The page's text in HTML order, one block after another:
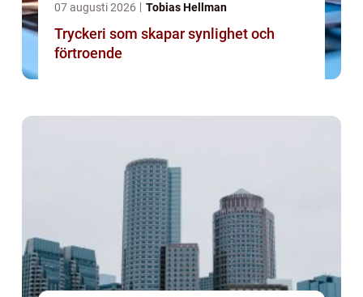
07 augusti 2026 Tobias Hellman
Tryckeri som skapar synlighet och
förtroende